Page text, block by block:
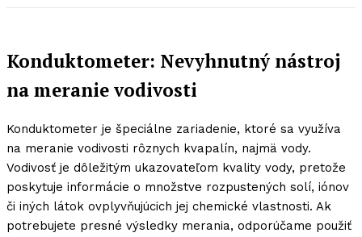
Konduktometer: Nevyhnutný nástroj
na meranie vodivosti
Konduktometer je špeciálne zariadenie, ktoré sa využíva
na meranie vodivosti rôznych kvapalín, najmä vody.
Vodivosť je dôležitým ukazovateľom kvality vody, pretože
poskytuje informácie o množstve rozpustených solí, iónov
či iných látok ovplyvňujúcich jej chemické vlastnosti. Ak
potrebujete presné výsledky merania, odporúčame použiť